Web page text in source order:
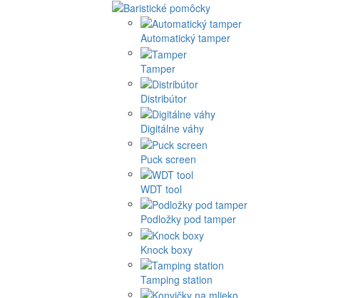
Automatický tamper
Tamper
Distribútor
Digitálne váhy
Puck screen
WDT tool
Podložky pod tamper
Knock boxy
Tamping station